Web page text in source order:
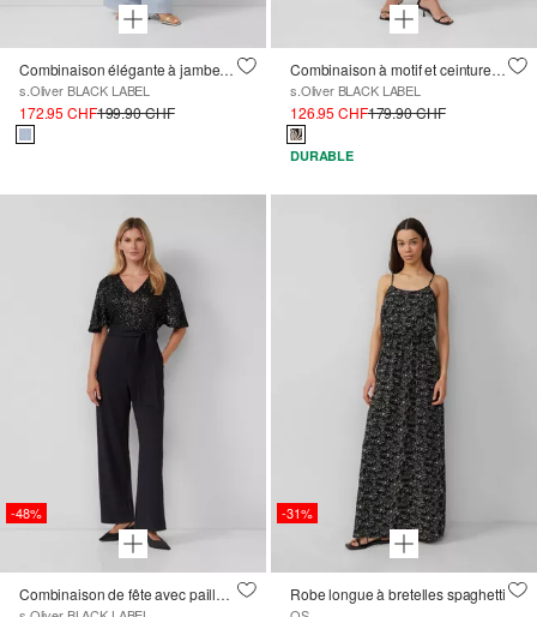
Combinaison élégante à jambes larges et doublure en viscose
s.Oliver BLACK LABEL
172.95 CHF199.90 CHF
Combinaison à motif et ceinture cousue, en lin mélangé
s.Oliver BLACK LABEL
126.95 CHF179.90 CHF
DURABLE
-48%
Combinaison de fête avec paillettes et ceinture à nouer
-31%
Robe longue à bretelles spaghetti